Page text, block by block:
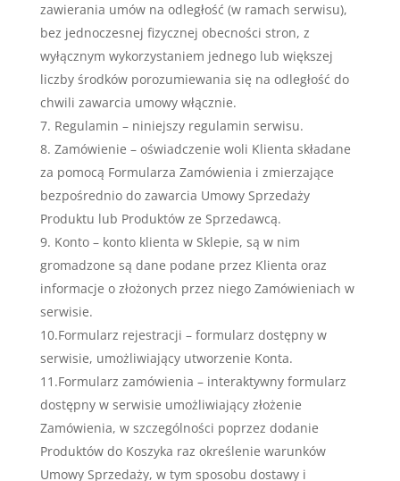
zawierania umów na odległość (w ramach serwisu),
bez jednoczesnej fizycznej obecności stron, z
wyłącznym wykorzystaniem jednego lub większej
liczby środków porozumiewania się na odległość do
chwili zawarcia umowy włącznie.
Regulamin – niniejszy regulamin serwisu.
Zamówienie – oświadczenie woli Klienta składane
za pomocą Formularza Zamówienia i zmierzające
bezpośrednio do zawarcia Umowy Sprzedaży
Produktu lub Produktów ze Sprzedawcą.
Konto – konto klienta w Sklepie, są w nim
gromadzone są dane podane przez Klienta oraz
informacje o złożonych przez niego Zamówieniach w
serwisie.
10.Formularz rejestracji – formularz dostępny w
serwisie, umożliwiający utworzenie Konta.
11.Formularz zamówienia – interaktywny formularz
dostępny w serwisie umożliwiający złożenie
Zamówienia, w szczególności poprzez dodanie
Produktów do Koszyka raz określenie warunków
Umowy Sprzedaży, w tym sposobu dostawy i